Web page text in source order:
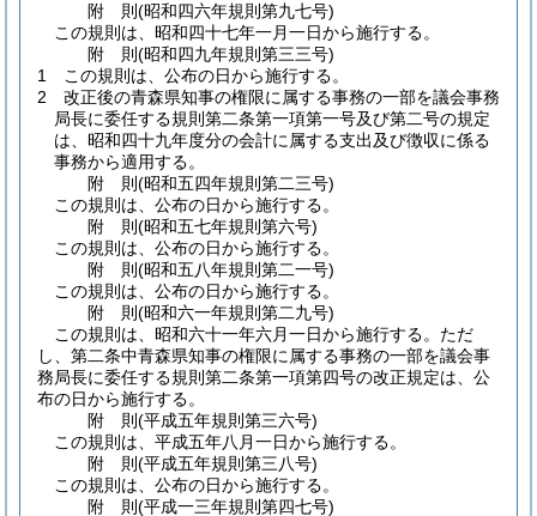
附 則(昭和四六年規則第九七号)
この規則は、昭和四十七年一月一日から施行する。
附 則(昭和四九年規則第三三号)
1
この規則は、公布の日から施行する。
2
改正後の青森県知事の権限に属する事務の一部を議会事務
局長に委任する規則第二条第一項第一号及び第二号の規定
は、昭和四十九年度分の会計に属する支出及び徴収に係る
事務から適用する。
附 則(昭和五四年規則第二三号)
この規則は、公布の日から施行する。
附 則(昭和五七年規則第六号)
この規則は、公布の日から施行する。
附 則(昭和五八年規則第二一号)
この規則は、公布の日から施行する。
附 則(昭和六一年規則第二九号)
この規則は、昭和六十一年六月一日から施行する。 ただ
し、第二条中青森県知事の権限に属する事務の一部を議会事
務局長に委任する規則第二条第一項第四号の改正規定は、公
布の日から施行する。
附 則(平成五年規則第三六号)
この規則は、平成五年八月一日から施行する。
附 則(平成五年規則第三八号)
この規則は、公布の日から施行する。
附 則(平成一三年規則第四七号)